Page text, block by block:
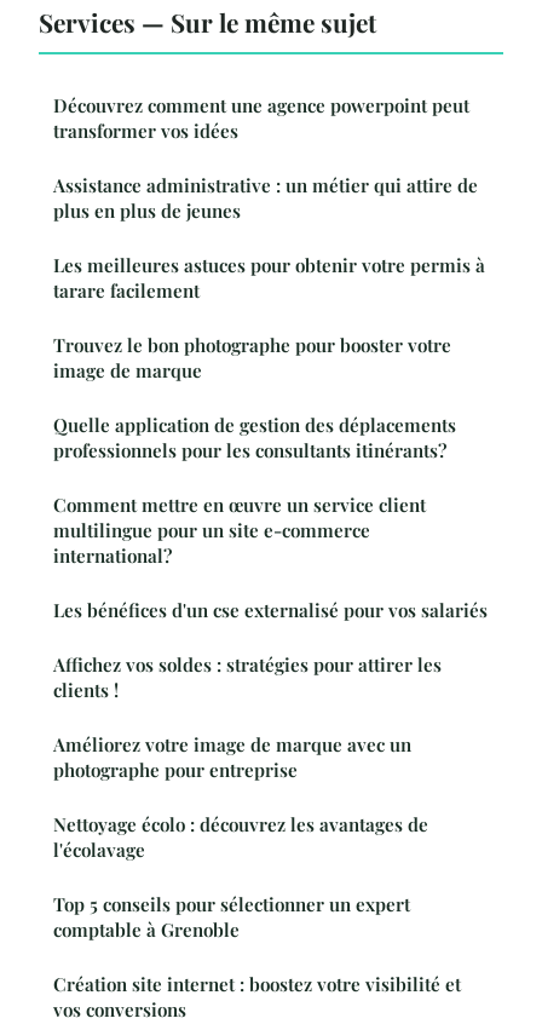
Services — Sur le même sujet
Découvrez comment une agence powerpoint peut
transformer vos idées
Assistance administrative : un métier qui attire de
plus en plus de jeunes
Les meilleures astuces pour obtenir votre permis à
tarare facilement
Trouvez le bon photographe pour booster votre
image de marque
Quelle application de gestion des déplacements
professionnels pour les consultants itinérants?
Comment mettre en œuvre un service client
multilingue pour un site e-commerce
international?
Les bénéfices d'un cse externalisé pour vos salariés
Affichez vos soldes : stratégies pour attirer les
clients !
Améliorez votre image de marque avec un
photographe pour entreprise
Nettoyage écolo : découvrez les avantages de
l'écolavage
Top 5 conseils pour sélectionner un expert
comptable à Grenoble
Création site internet : boostez votre visibilité et
vos conversions